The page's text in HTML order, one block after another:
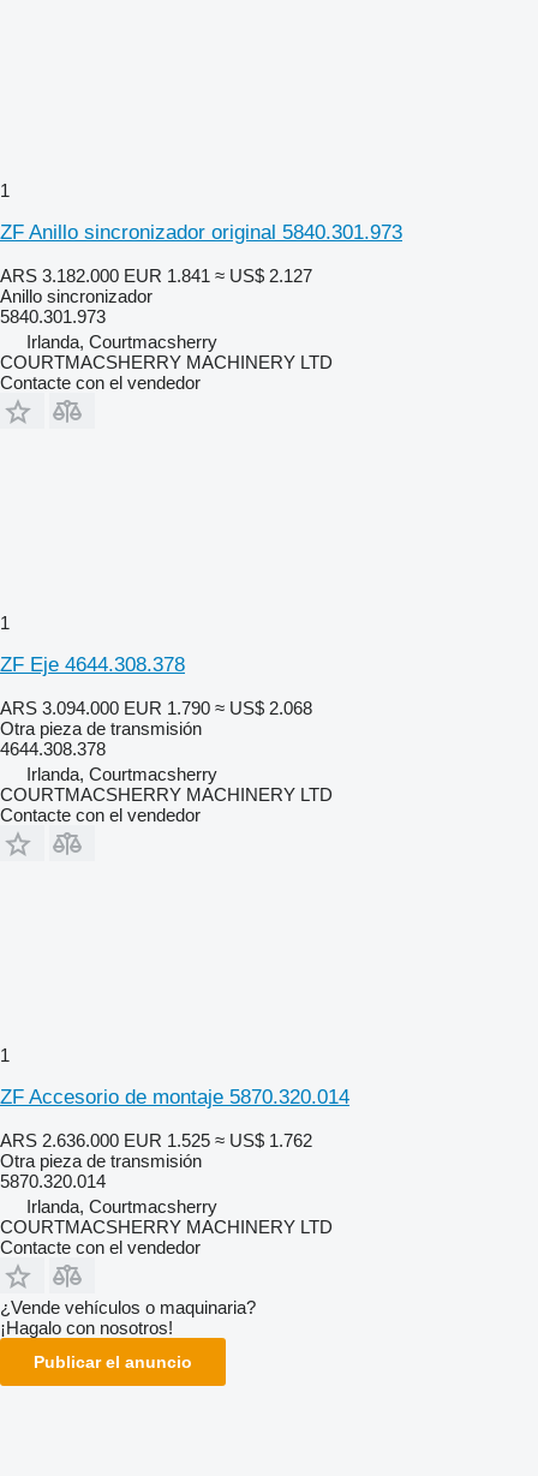
1
ZF Anillo sincronizador original 5840.301.973
ARS 3.182.000 EUR 1.841 ≈ US$ 2.127
Anillo sincronizador
5840.301.973
Irlanda, Courtmacsherry
COURTMACSHERRY MACHINERY LTD
Contacte con el vendedor
1
ZF Eje 4644.308.378
ARS 3.094.000 EUR 1.790 ≈ US$ 2.068
Otra pieza de transmisión
4644.308.378
Irlanda, Courtmacsherry
COURTMACSHERRY MACHINERY LTD
Contacte con el vendedor
1
ZF Accesorio de montaje 5870.320.014
ARS 2.636.000 EUR 1.525 ≈ US$ 1.762
Otra pieza de transmisión
5870.320.014
Irlanda, Courtmacsherry
COURTMACSHERRY MACHINERY LTD
Contacte con el vendedor
¿Vende vehículos o maquinaria?
¡Hagalo con nosotros!
Publicar el anuncio